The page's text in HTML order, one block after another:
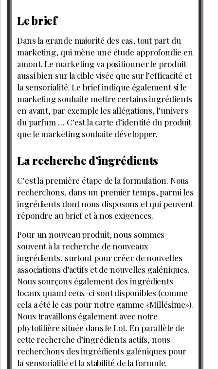
Le brief
Dans la grande majorité des cas, tout part du
marketing, qui mène une étude approfondie en
amont. Le marketing va positionner le produit
aussi bien sur la cible visée que sur l’efficacité et
la sensorialité. Le brief indique également si le
marketing souhaite mettre certains ingrédients
en avant, par exemple les allégations, l’univers
du parfum … C’est la carte d’identité du produit
que le marketing souhaite développer.
La recherche d’ingrédients
C’est la première étape de la formulation. Nous
recherchons, dans un premier temps, parmi les
ingrédients dont nous disposons et qui peuvent
répondre au brief et à nos exigences.
Pour un nouveau produit, nous sommes
souvent à la recherche de nouveaux
ingrédients, surtout pour créer de nouvelles
associations d’actifs et de nouvelles galéniques.
Nous sourçons également des ingrédients
locaux quand ceux-ci sont disponibles (comme
cela a été le cas pour notre gamme «Millésime»).
Nous travaillons également avec notre
phytofilière située dans le Lot. En parallèle de
cette recherche d’ingrédients actifs, nous
recherchons des ingrédients galéniques pour
la sensorialité et la stabilité de la formule.